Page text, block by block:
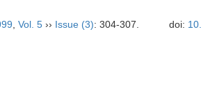
Vol. 5 ›› Issue (3): 304-307. doi: